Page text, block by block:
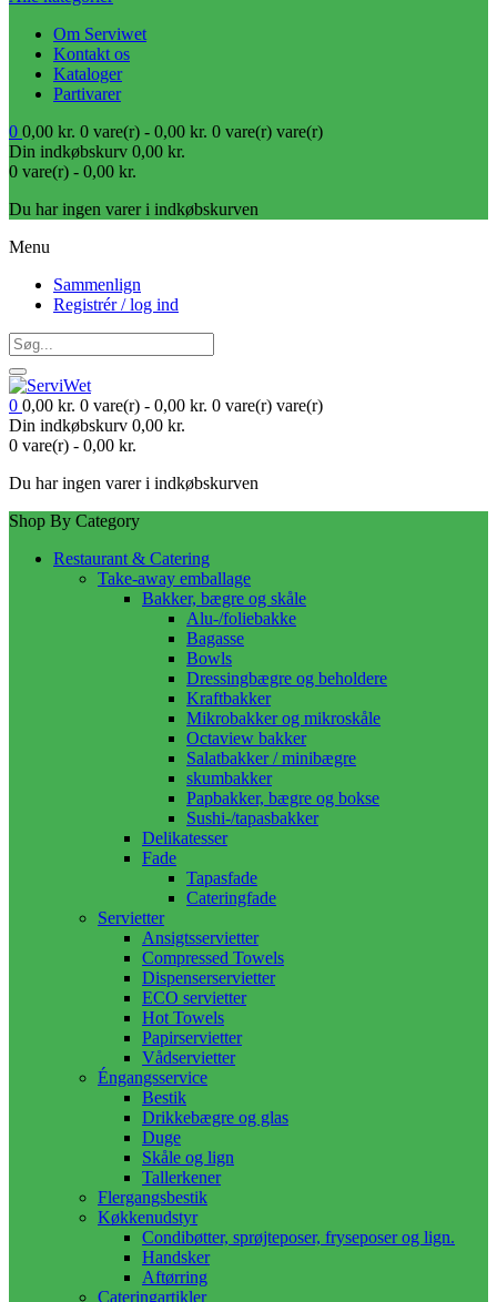
Om Serviwet
Kontakt os
Kataloger
Partivarer
0 0,00 kr. 0 vare(r) - 0,00 kr. 0 vare(r) vare(r)
Din indkøbskurv 0,00 kr.
0 vare(r) - 0,00 kr.
Du har ingen varer i indkøbskurven
Menu
Sammenlign
Registrér / log ind
0 0,00 kr. 0 vare(r) - 0,00 kr. 0 vare(r) vare(r)
Din indkøbskurv 0,00 kr.
0 vare(r) - 0,00 kr.
Du har ingen varer i indkøbskurven
Shop By Category
Restaurant & Catering
Take-away emballage
Bakker, bægre og skåle
Alu-/foliebakke
Bagasse
Bowls
Dressingbægre og beholdere
Kraftbakker
Mikrobakker og mikroskåle
Octaview bakker
Salatbakker / minibægre
skumbakker
Papbakker, bægre og bokse
Sushi-/tapasbakker
Delikatesser
Fade
Tapasfade
Cateringfade
Servietter
Ansigtsservietter
Compressed Towels
Dispenserservietter
ECO servietter
Hot Towels
Papirservietter
Vådservietter
Éngangsservice
Bestik
Drikkebægre og glas
Duge
Skåle og lign
Tallerkener
Flergangsbestik
Køkkenudstyr
Condibøtter, sprøjteposer, fryseposer og lign.
Handsker
Aftørring
Cateringartikler